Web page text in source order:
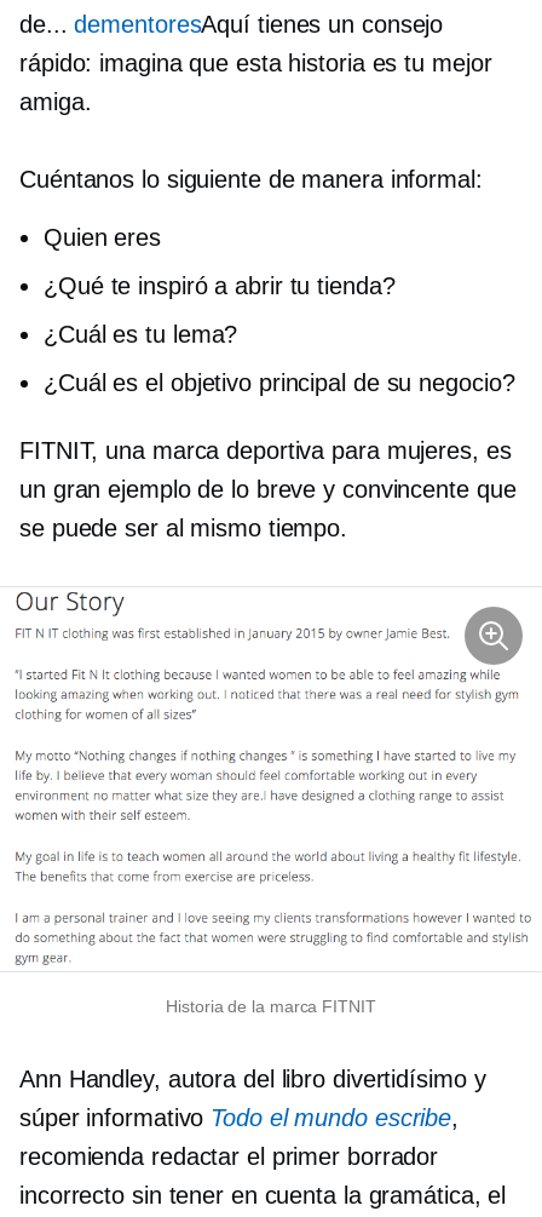
de...dementoresAquí tienes un consejo
rápido: imagina que esta historia es tu mejor
amiga.
Cuéntanos lo siguiente de manera informal:
Quien eres
¿Qué te inspiró a abrir tu tienda?
¿Cuál es tu lema?
¿Cuál es el objetivo principal de su negocio?
FITNIT, una marca deportiva para mujeres, es
un gran ejemplo de lo breve y convincente que
se puede ser al mismo tiempo.
Historia de la marca FITNIT
Ann Handley, autora del libro divertidísimo y
súper informativo Todo el mundo escribe,
recomienda redactar el primer borrador
incorrecto sin tener en cuenta la gramática, el